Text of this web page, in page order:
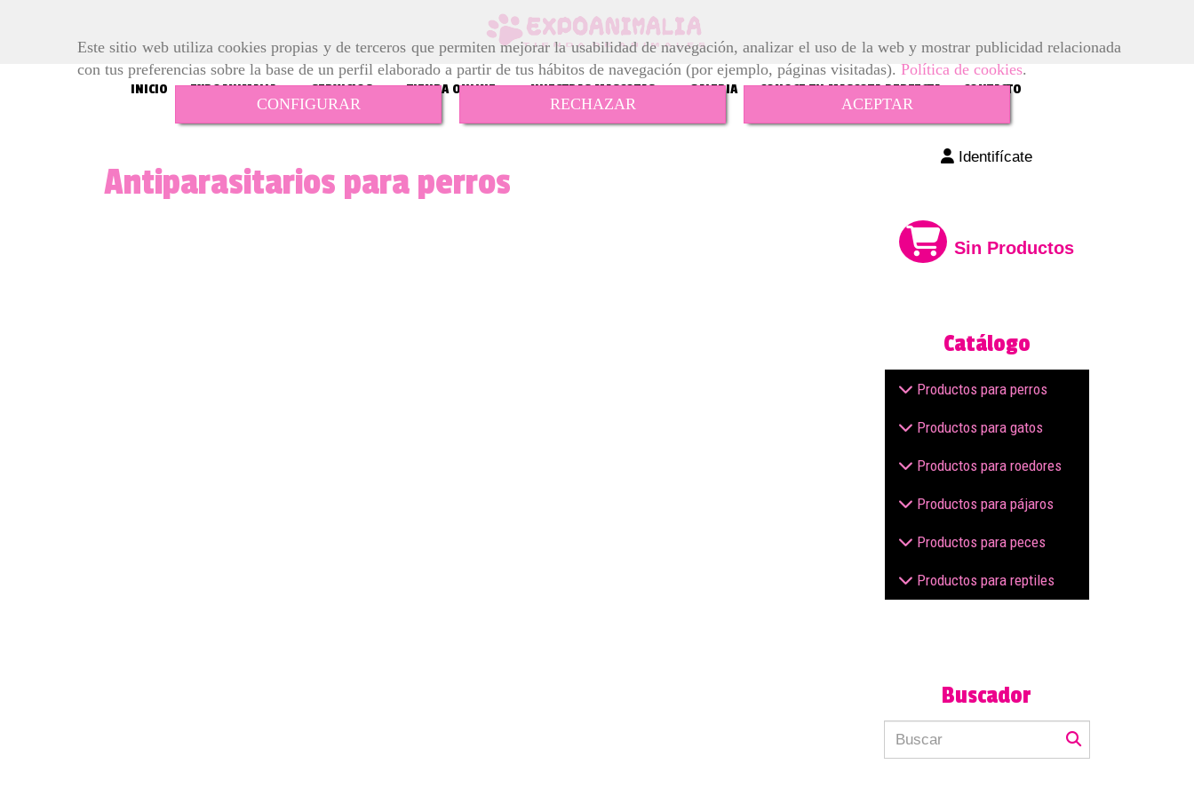
Este sitio web utiliza cookies propias y de terceros que permiten mejorar la usabilidad de navegación, analizar el uso de la web y mostrar publicidad relacionada
con tus preferencias sobre la base de un perfil elaborado a partir de tus hábitos de navegación (por ejemplo, páginas visitadas). Política de cookies.
CONFIGURAR
RECHAZAR ACEPTAR
INICIO EXPOANIMALIA SERVICIOS TIENDA ONLINE NUESTRAS MASCOTAS GALERIA CONOCE TU MASCOTA PERFECTA CONTACTO
Antiparasitarios para perros
Identifícate
Sin Productos
Catálogo
Productos para perros
Productos para gatos
Productos para roedores
Productos para pájaros
Productos para peces
Productos para reptiles
Buscador